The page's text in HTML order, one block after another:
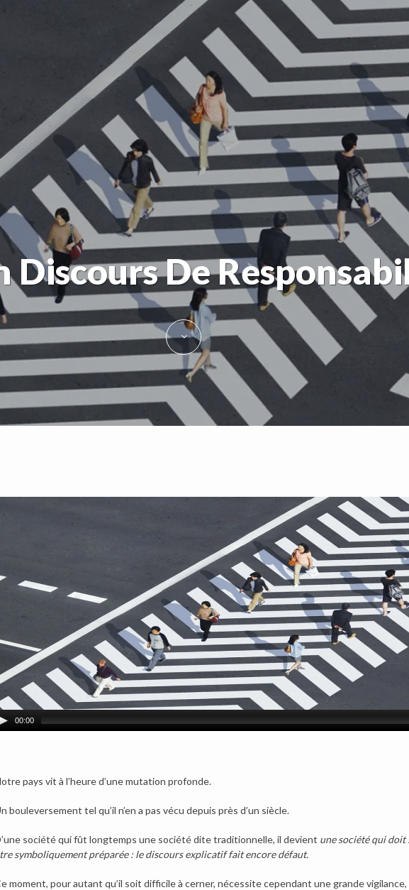
Discours De
00:00
pays vit à l’heure d’une mutation profonde.
bouleversement tel qu’il n’en a pas vécu depuis près d’un siècle.
société qui fût longtemps une société dite traditionnelle, il devient une société qui doit
symboliquement préparée : le discours explicatif fait encore défaut.
moment, pour autant qu’il soit difficile à cerner, nécessite cependant une grande